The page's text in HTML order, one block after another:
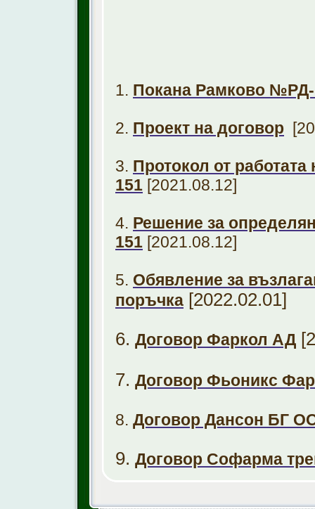
1. Покана Рамково №РД-
2. Проект на договор
3. Протокол от
151 [2021.08.12]
4. Решение за
151 [2021.08.12]
5. Обявление за
поръчка [2022.02.01]
6. Договор Фаркол АД
7. Договор Фьоникс
8. Договор Дансон БГ
9. Договор Софарма